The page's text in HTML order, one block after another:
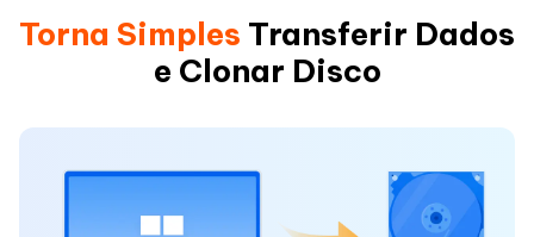
Torna Simples Transferir Dados
e Clonar Disco